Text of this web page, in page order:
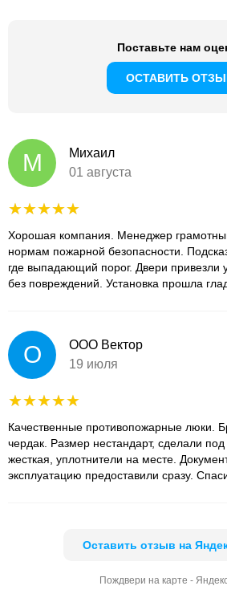
Поставьте нам
ОСТАВИТЬ
М
Михаил
01 августа
Хорошая компания. Менеджер
нормам пожарной безопасности.
где выпадающий порог. Двери привезли
без повреждений. Установка прошла
О
ООО Вектор
19 июля
Качественные противопожарные люки.
чердак. Размер нестандарт, сделали под
жесткая, уплотнители на месте.
эксплуатацию предоставили сразу.
Оставить отзыв на
Пождвери на карте -